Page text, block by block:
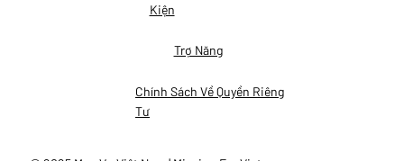
Kiện
Trợ Năng
Chính Sách Về Quyền Riêng
Tư